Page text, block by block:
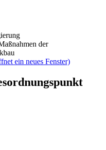
der
ein neues Fenster)